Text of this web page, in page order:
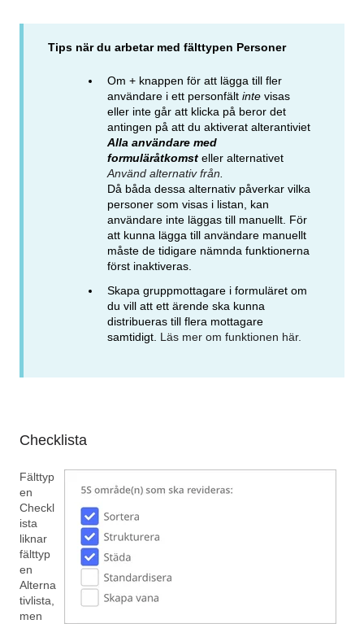
Tips när du arbetar med fälttypen Personer
Om + knappen för att lägga till fler
användare i ett personfält inte visas
eller inte går att klicka på beror det
antingen på att du aktiverat alterantiviet
Alla användare med
formuläråtkomst eller alternativet
Använd alternativ från
Då båda dessa alternativ påverkar vilka
personer som visas i listan, kan
användare inte läggas till manuellt. För
att kunna lägga till användare manuellt
måste de tidigare nämnda funktionerna
först inaktiveras.
Skapa gruppmottagare i formuläret om
du vill att ett ärende ska kunna
distribueras till flera mottagare
samtidigt. Läs mer om funktionen här.
Checklista
Fälttyp
en
Checkl
ista
liknar
fälttyp
en
Alterna
tivlista,
men